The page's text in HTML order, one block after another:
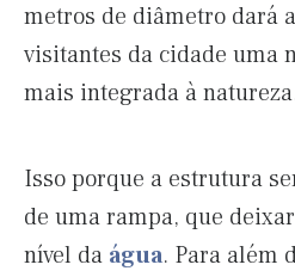
metros de diâmetro dará
visitantes da cidade uma
mais integrada à
Isso porque a estrutura
de uma rampa, que
nível da água. Para além